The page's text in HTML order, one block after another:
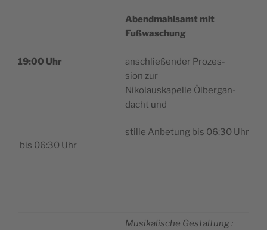
19:00 Uhr
bis 06:30 Uhr
Abend­mahl­samt mit
Fußwaschung
anschließen­der Pro­zes­
sion zur
Niko­laus­ka­pelle Ölber­gan­
dacht und
stille Anbe­tung bis 06:30 Uhr
Musi­ka­lische Ges­tal­tung :